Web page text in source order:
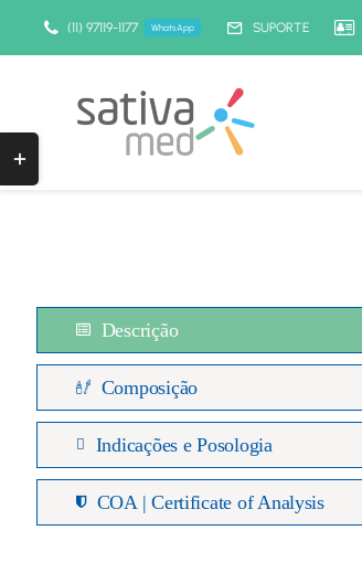
para
(11) 97119-1177 WhatsApp SUPORTE
Descrição
Composição
Indicações e Posologia
COA | Certificate of Analysis
Toggle
Sliding